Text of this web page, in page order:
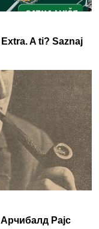
A ti? Saznaj
Рајс